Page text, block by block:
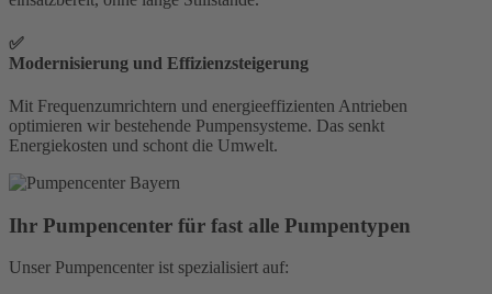
✅
Modernisierung und Effizienzsteigerung
Mit Frequenzumrichtern und energieeffizienten Antrieben
optimieren wir bestehende Pumpensysteme. Das senkt
Energiekosten und schont die Umwelt.
Ihr Pumpencenter für fast alle Pumpentypen
Unser Pumpencenter ist spezialisiert auf: